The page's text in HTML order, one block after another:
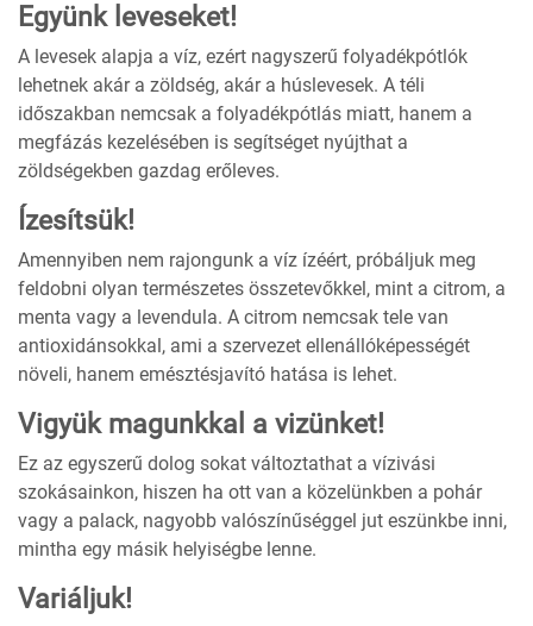
Együnk leveseket!
A levesek alapja a víz, ezért nagyszerű folyadékpótlók
lehetnek akár a zöldség, akár a húslevesek. A téli
időszakban nemcsak a folyadékpótlás miatt, hanem a
megfázás kezelésében is segítséget nyújthat a
zöldségekben gazdag erőleves.
Ízesítsük!
Amennyiben nem rajongunk a víz ízéért, próbáljuk meg
feldobni olyan természetes összetevőkkel, mint a citrom, a
menta vagy a levendula. A citrom nemcsak tele van
antioxidánsokkal, ami a szervezet ellenállóképességét
növeli, hanem emésztésjavító hatása is lehet.
Vigyük magunkkal a vizünket!
Ez az egyszerű dolog sokat változtathat a vízivási
szokásainkon, hiszen ha ott van a közelünkben a pohár
vagy a palack, nagyobb valószínűséggel jut eszünkbe inni,
mintha egy másik helyiségbe lenne.
Variáljuk!